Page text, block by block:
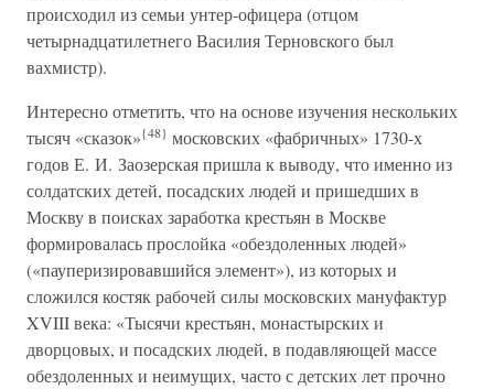
происходил из семьи унтер-офицера (отцом
четырнадцатилетнего Василия Терновского был
вахмистр).
Интересно отметить, что на основе изучения нескольких
тысяч «сказок»{48} московских «фабричных» 1730-х
годов Е. И. Заозерская пришла к выводу, что именно из
солдатских детей, посадских людей и пришедших в
Москву в поисках заработка крестьян в Москве
формировалась прослойка «обездоленных людей»
(«пауперизировавшийся элемент»), из которых и
сложился костяк рабочей силы московских мануфактур
XVIII века: «Тысячи крестьян, монастырских и
дворцовых, и посадских людей, в подавляющей массе
обездоленных и неимущих, часто с детских лет прочно